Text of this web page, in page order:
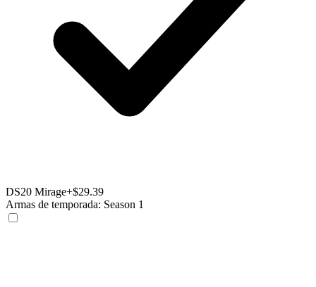
DS20 Mirage+$29.39
Armas de temporada: Season 1